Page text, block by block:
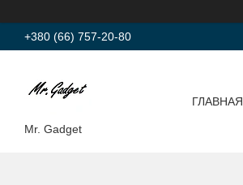
+380 (66) 757-20-80
Mr. Gadget
ГЛАВНАЯ